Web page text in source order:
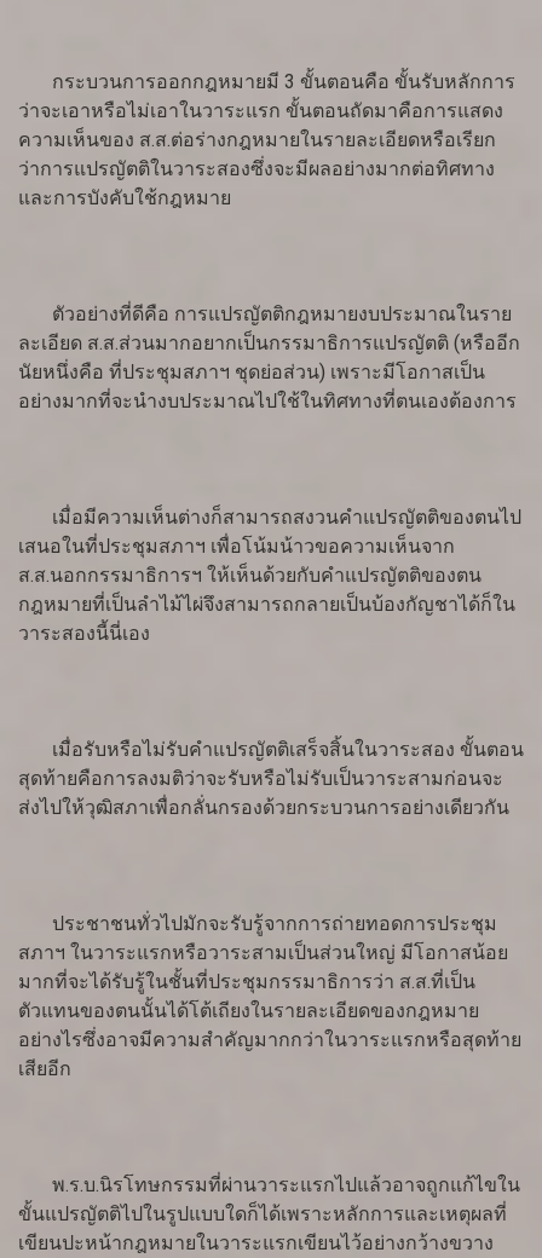
กระบวนการออกกฎหมายมี 3 ขั้นตอนคือ ขั้นรับหลักการ
ว่าจะเอาหรือไม่เอาในวาระแรก ขั้นตอนถัดมาคือการแสดง
ความเห็นของ ส.ส.ต่อร่างกฎหมายในรายละเอียดหรือเรียก
ว่าการแปรญัตติในวาระสองซึ่งจะมีผลอย่างมากต่อทิศทาง
และการบังคับใช้กฎหมาย
ตัวอย่างที่ดีคือ การแปรญัตติกฎหมายงบประมาณในราย
ละเอียด ส.ส.ส่วนมากอยากเป็นกรรมาธิการแปรญัตติ (หรืออีก
นัยหนึ่งคือ ที่ประชุมสภาฯ ชุดย่อส่วน) เพราะมีโอกาสเป็น
อย่างมากที่จะนำงบประมาณไปใช้ในทิศทางที่ตนเองต้องการ
เมื่อมีความเห็นต่างก็สามารถสงวนคำแปรญัตติของตนไป
เสนอในที่ประชุมสภาฯ เพื่อโน้มน้าวขอความเห็นจาก
ส.ส.นอกกรรมาธิการฯ ให้เห็นด้วยกับคำแปรญัตติของตน
กฎหมายที่เป็นลำไม้ไผ่จึงสามารถกลายเป็นบ้องกัญชาได้ก็ใน
วาระสองนี้นี่เอง
เมื่อรับหรือไม่รับคำแปรญัตติเสร็จสิ้นในวาระสอง ขั้นตอน
สุดท้ายคือการลงมติว่าจะรับหรือไม่รับเป็นวาระสามก่อนจะ
ส่งไปให้วุฒิสภาเพื่อกลั่นกรองด้วยกระบวนการอย่างเดียวกัน
ประชาชนทั่วไปมักจะรับรู้จากการถ่ายทอดการประชุม
สภาฯ ในวาระแรกหรือวาระสามเป็นส่วนใหญ่ มีโอกาสน้อย
มากที่จะได้รับรู้ในชั้นที่ประชุมกรรมาธิการว่า ส.ส.ที่เป็น
ตัวแทนของตนนั้นได้โต้เถียงในรายละเอียดของกฎหมาย
อย่างไรซึ่งอาจมีความสำคัญมากกว่าในวาระแรกหรือสุดท้าย
เสียอีก
พ.ร.บ.นิรโทษกรรมที่ผ่านวาระแรกไปแล้วอาจถูกแก้ไขใน
ขั้นแปรญัตติไปในรูปแบบใดก็ได้เพราะหลักการและเหตุผลที่
เขียนปะหน้ากฎหมายในวาระแรกเขียนไว้อย่างกว้างขวาง